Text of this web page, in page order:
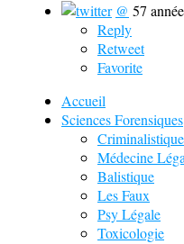
@ 57
Reply
Retweet
Favorite
Accueil
Sciences Forensiques
Criminalistique
Médecine
Balistique
Les Faux
Psy Légale
Toxicologie